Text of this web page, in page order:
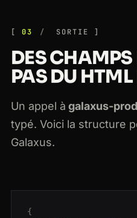
03 SORTIE
DES CHAMPS
PAS DU HTML
Un appel à galaxus-
typé. Voici la structure
Galaxus.
{